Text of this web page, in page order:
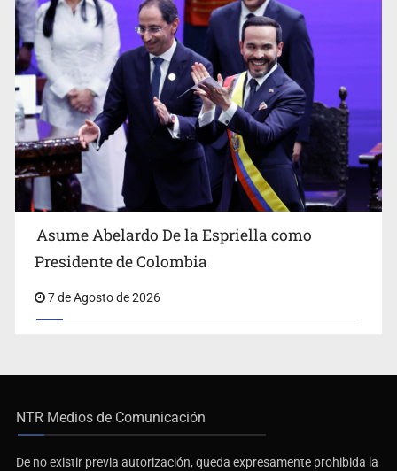
Asume Abelardo De la Espriella como
Presidente de Colombia
7 de Agosto de 2026
NTR Medios de Comunicación
De no existir previa autorización, queda expresamente prohibida la